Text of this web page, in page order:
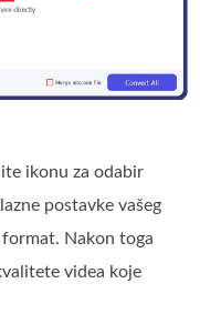
ikonu za odabir
postavke vašeg
Nakon toga
videa koje